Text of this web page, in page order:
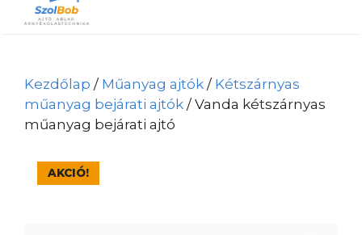
Kezdőlap / Műanyag ajtók / Kétszárnyas
műanyag bejárati ajtók / Vanda kétszárnyas
műanyag bejárati ajtó
AKCIÓ!